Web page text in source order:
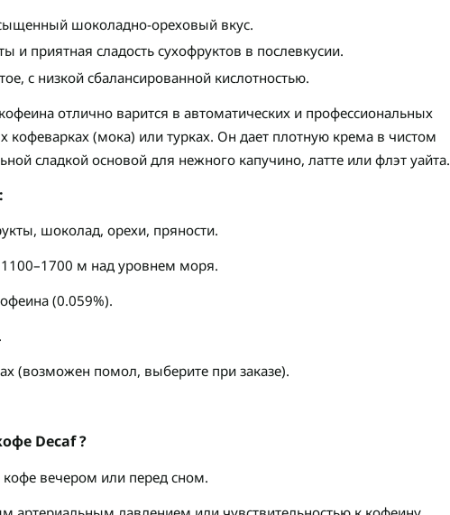
шоколадно-ореховый вкус.
и приятная сладость сухофруктов в послевкусии.
с низкой сбалансированной кислотностью.
отлично варится в автоматических и профессиональных
кофеварках (мока) или турках. Он дает плотную крема в чистом
сладкой основой для нежного капучино, латте или флэт уайта.
шоколад, орехи, пряности.
м над уровнем моря.
(0.059%).
(возможен помол, выберите при заказе).
Decaf ?
вечером или перед сном.